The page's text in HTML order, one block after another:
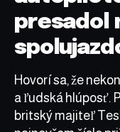
presadol
Hovorí sa, že
a ľudská hlúposť.
britský majiteľ